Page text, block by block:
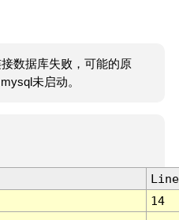
数据库失败，可能的原
未启动。
Line
14